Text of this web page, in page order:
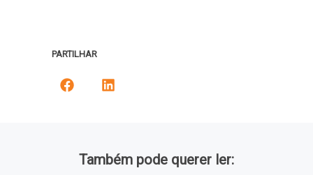
PARTILHAR
Também pode querer ler: